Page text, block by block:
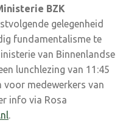
BZK
gelegenheid
fundamentalisme te
van Binnenlandse
lunchlezing van 11:45
medewerkers van
info via Rosa
.